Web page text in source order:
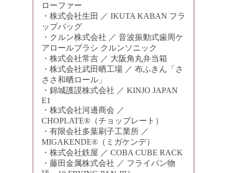
ローファー
・株式会社生田 ／ IKUTA KABAN フラ
ップバッグ
・クルン株式会社 ／ 音波振動式歯周ケ
アロールブラシ クルンソニック
・株式会社常吉 ／ 大阪角丸弁当箱
・株式会社武田晒工場 ／ 布ふきん「さ
ささ和晒ロール」
・錦城護謨株式会社 ／ KINJO JAPAN
E1
・株式会社河邊商会 ／
CHOPLATE®（チョップレート）
・有限会社多葉刷子工業所 ／
MIGAKENDE®（ミガケンデ）
・株式会社鉄屋 ／ COBA CUBE RACK
・藤田金属株式会社 ／ フライパン物